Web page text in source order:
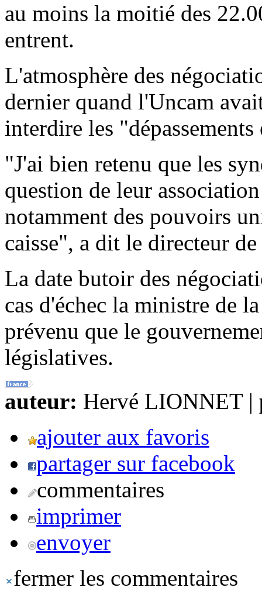
au moins la moitié des
entrent.
L'atmosphère des
dernier quand l'Uncam
interdire les "dépassements
"J'ai bien retenu que les
question de leur
notamment des pouvoirs
caisse", a dit le directeur
La date butoir des
cas d'échec la ministre de
prévenu que le
législatives.
auteur: Hervé LIONNET |
ajouter aux favoris
partager sur facebook
commentaires
imprimer
envoyer
fermer les commentaires